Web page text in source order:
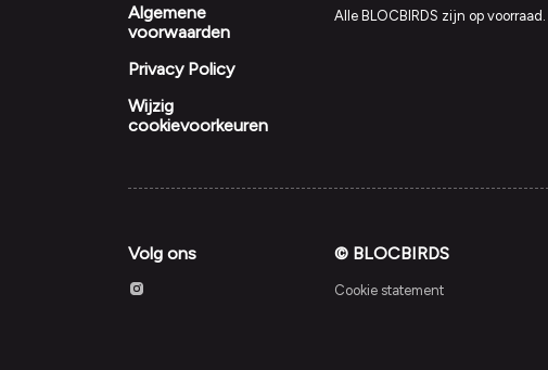
Algemene
voorwaarden
Privacy Policy
Wijzig
cookievoorkeuren
Alle BLOCBIRDS zijn op voorraad.
Volg ons © BLOCBIRDS
Cookie statement